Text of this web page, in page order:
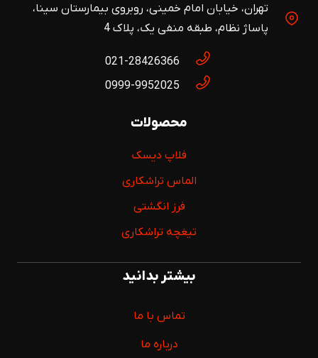
تهران، خیابان امام خمینی، روبروی بیمارستان سینا،
پاساژ نظام، طبقه منفی یک، پلاک 4
021-28426366
0999-9952025
محصولات
فلاپ دیسک
الماس تراشکاری
فرز انگشتی
تیغچه تراشکاری
بیشتر بدانید
تماس با ما
درباره ما